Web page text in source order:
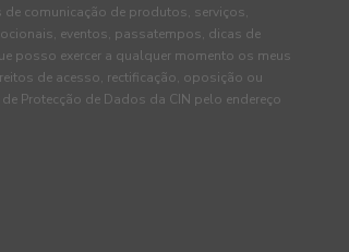
comunicação de produtos, serviços,
eventos, passatempos, dicas de
posso exercer a qualquer momento os meus
de acesso, rectificação, oposição ou
Protecção de Dados da CIN pelo endereço